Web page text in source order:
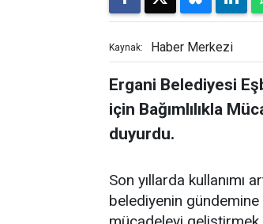
Kaynak: Haber Merkezi
Ergani Belediyesi
için Bağımlılıkla
duyurdu.
Son yıllarda kullanımı
belediyenin gündemine